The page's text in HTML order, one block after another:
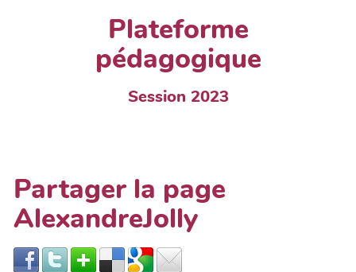
Plateforme
pédagogique
Session 2023
Partager la page
AlexandreJolly